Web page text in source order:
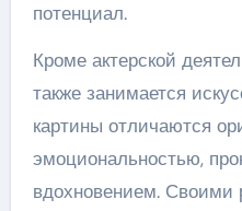
потенциал.
Кроме актерской
также занимается
картины отличаются
эмоциональностью,
вдохновением. Своими